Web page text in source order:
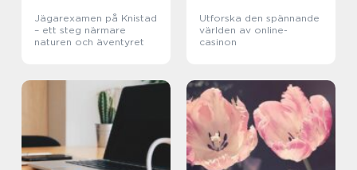
Jägarexamen på Knistad
– ett steg närmare
naturen och äventyret
Utforska den spännande
världen av online-
casinon